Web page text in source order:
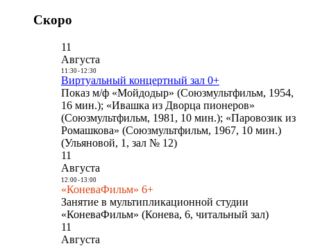
Скоро
11
Августа
11:30- 12:30
Виртуальный концертный зал 0+
Показ м/ф «Мойдодыр» (Союзмультфильм, 1954,
16 мин.); «Ивашка из Дворца пионеров»
(Союзмультфильм, 1981, 10 мин.); «Паровозик из
Ромашкова» (Союзмультфильм, 1967, 10 мин.)
(Ульяновой, 1, зал № 12)
11
Августа
12:00- 13:00
«КоневаФильм» 6+
Занятие в мультипликационной студии
«КоневаФильм» (Конева, 6, читальный зал)
11
Августа